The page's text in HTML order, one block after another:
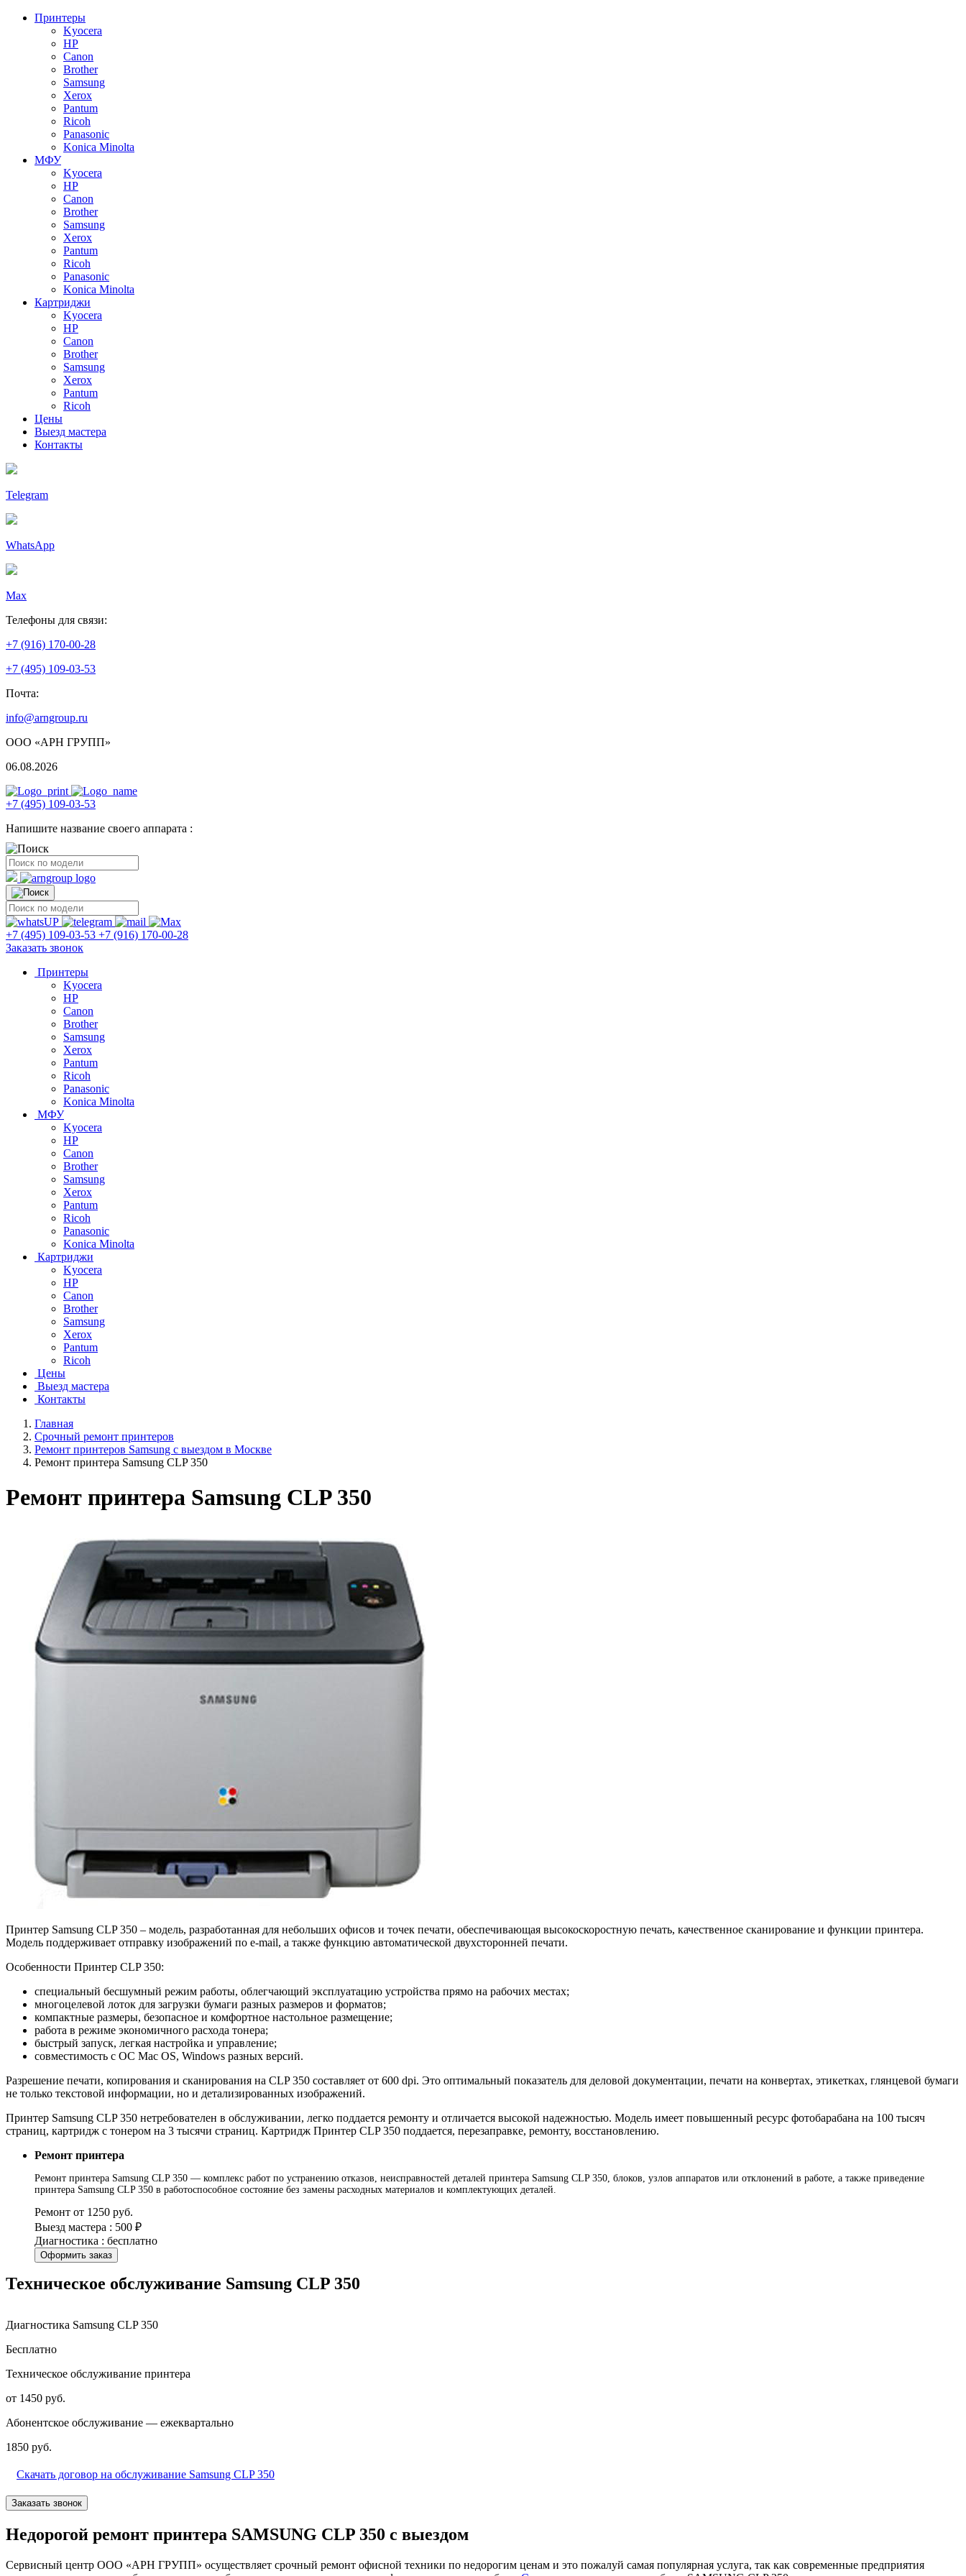
Принтеры
Kyocera
HP
Canon
Brother
Samsung
Xerox
Pantum
Ricoh
Panasonic
Konica Minolta
МФУ
Kyocera
HP
Canon
Brother
Samsung
Xerox
Pantum
Ricoh
Panasonic
Konica Minolta
Картриджи
Kyocera
HP
Canon
Brother
Samsung
Xerox
Pantum
Ricoh
Цены
Выезд мастера
Контакты
Telegram
WhatsApp
Max
Телефоны для связи:
+7 (916) 170-00-28
+7 (495) 109-03-53
Почта:
info@arngroup.ru
ООО «АРН ГРУПП»
06.08.2026
+7 (495) 109-03-53
Напишите название своего аппарата :
+7 (495) 109-03-53 +7 (916) 170-00-28
Заказать звонок
Принтеры
Kyocera
HP
Canon
Brother
Samsung
Xerox
Pantum
Ricoh
Panasonic
Konica Minolta
МФУ
Kyocera
HP
Canon
Brother
Samsung
Xerox
Pantum
Ricoh
Panasonic
Konica Minolta
Картриджи
Kyocera
HP
Canon
Brother
Samsung
Xerox
Pantum
Ricoh
Цены
Выезд мастера
Контакты
Главная
Срочный ремонт принтеров
Ремонт принтеров Samsung с выездом в Москве
Ремонт принтера Samsung CLP 350
Ремонт принтера Samsung CLP 350
Принтер Samsung CLP 350 – модель, разработанная для небольших офисов и точек печати, обеспечивающая высокоскоростную печать, качественное сканирование и функции принтера.
Модель поддерживает отправку изображений по e-mail, а также функцию автоматической двухсторонней печати.
Особенности Принтер CLP 350:
специальный бесшумный режим работы, облегчающий эксплуатацию устройства прямо на рабочих местах;
многоцелевой лоток для загрузки бумаги разных размеров и форматов;
компактные размеры, безопасное и комфортное настольное размещение;
работа в режиме экономичного расхода тонера;
быстрый запуск, легкая настройка и управление;
совместимость с ОС Mac OS, Windows разных версий.
Разрешение печати, копирования и сканирования на CLP 350 составляет от 600 dpi. Это оптимальный показатель для деловой документации, печати на конвертах, этикетках, глянцевой бумаги
не только текстовой информации, но и детализированных изображений.
Принтер Samsung CLP 350 нетребователен в обслуживании, легко поддается ремонту и отличается высокой надежностью. Модель имеет повышенный ресурс фотобарабана на 100 тысяч
страниц, картридж с тонером на 3 тысячи страниц. Картридж Принтер CLP 350 поддается, перезаправке, ремонту, восстановлению.
Ремонт принтера
Ремонт принтера Samsung CLP 350 — комплекс работ по устранению отказов, неисправностей деталей принтера Samsung CLP 350, блоков, узлов аппаратов или отклонений в работе, а также приведение
принтера Samsung CLP 350 в работоспособное состояние без замены расходных материалов и комплектующих деталей.
Ремонт от 1250 руб.
Выезд мастера : 500 ₽
Диагностика : бесплатно
Оформить заказ
Техническое обслуживание Samsung CLP 350
Диагностика Samsung CLP 350
Бесплатно
Техническое обслуживание принтера
от 1450 руб.
Абонентское обслуживание — ежеквартально
1850 руб.
Скачать договор на обслуживание Samsung CLP 350
Заказать звонок
Недорогой ремонт принтера SAMSUNG CLP 350 с выездом
Сервисный центр ООО «АРН ГРУПП» осуществляет срочный ремонт офисной техники по недорогим ценам и это пожалуй самая популярная услуга, так как современные предприятия